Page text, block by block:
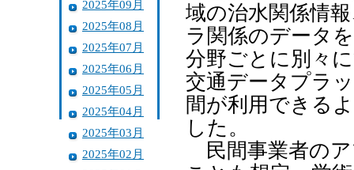
2025年09月
2025年08月
2025年07月
2025年06月
2025年05月
2025年04月
2025年03月
2025年02月
域の治水関係情
ラ関係のデータ
分野ごとに別々
交通データプラ
間が利用できる
した。
民間事業者の